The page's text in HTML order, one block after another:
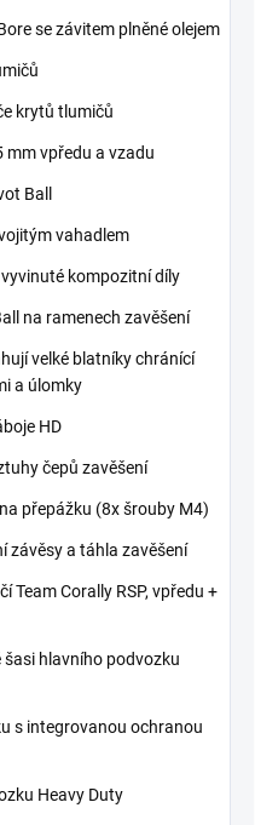
se závitem plněné olejem
krytů tlumičů
mm vpředu a vzadu
Ball
vahadlem
kompozitní díly
na ramenech zavěšení
velké blatníky chránící
a úlomky
HD
čepů zavěšení
přepážku (8x šrouby M4)
závěsy a táhla zavěšení
Team Corally RSP, vpředu +
šasi hlavního podvozku
s integrovanou ochranou
Heavy Duty